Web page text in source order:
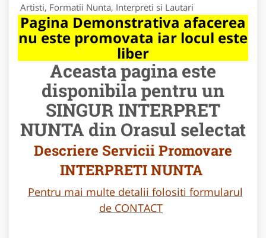
Artisti, Formatii Nunta, Interpreti si Lautari
Pagina Demonstrativa afacerea
nu este promovata iar locul este
liber
Aceasta pagina este
disponibila pentru un
SINGUR INTERPRET
NUNTA din Orasul selectat
Descriere Servicii Promovare
INTERPRETI NUNTA
Pentru mai multe detalii folositi formularul
de CONTACT